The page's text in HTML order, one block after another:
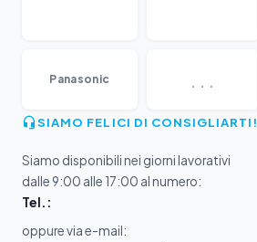
Panasonic ...
SIAMO FELICI DI CONSIGLIARTI!
Siamo disponibili nei giorni lavorativi
dalle 9:00 alle 17:00 al numero:
Tel.:
oppure via e-mail: